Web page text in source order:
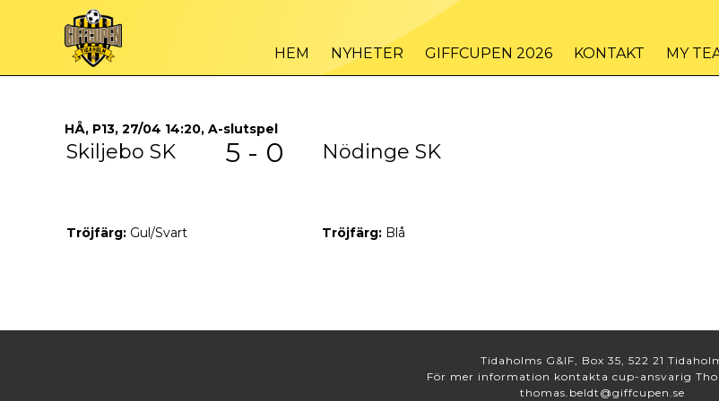
HEM NYHETER GIFFCUPEN 2026 KONTAKT MY
HÅ, P13, 27/04 14:20, A-slutspel
Skiljebo SK 5 - 0 Nödinge SK
Tröjfärg: Gul/Svart Tröjfärg: Blå
Tidaholms G&IF, Box 35, 522 21
För mer information kontakta cup-ansvarig
thomas.beldt@giffcupen.se